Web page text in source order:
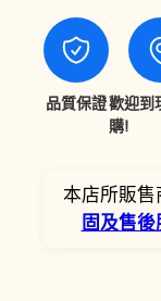
R
1
0
n
g
f
品質保證歡迎到
購!
本店所販
固及售後